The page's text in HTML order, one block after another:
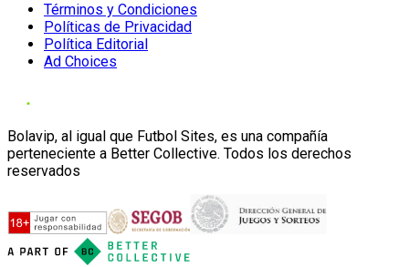
Términos y Condiciones
Políticas de Privacidad
Política Editorial
Ad Choices
Bolavip, al igual que Futbol Sites, es una compañía
perteneciente a Better Collective. Todos los derechos
reservados